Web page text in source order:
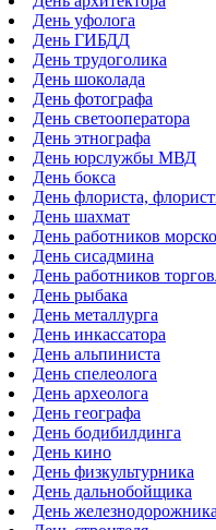
День уфолога
День ГИБДД
День трудоголика
День шоколада
День фотографа
День светооператора
День этнографа
День юрслужбы МВД
День бокса
День флориста,
День шахмат
День работников
День сисадмина
День работников
День рыбака
День металлурга
День инкассатора
День альпиниста
День спелеолога
День археолога
День географа
День бодибилдинга
День кино
День физкультурника
День дальнобойщика
День железнодорожника